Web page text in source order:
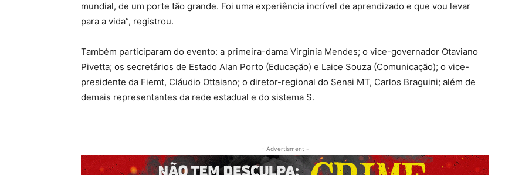
mundial, de um porte tão grande. Foi uma experiência incrível de aprendizado e que vou levar
para a vida”, registrou.
Também participaram do evento: a primeira-dama Virginia Mendes; o vice-governador Otaviano
Pivetta; os secretários de Estado Alan Porto (Educação) e Laice Souza (Comunicação); o vice-
presidente da Fiemt, Cláudio Ottaiano; o diretor-regional do Senai MT, Carlos Braguini; além de
demais representantes da rede estadual e do sistema S.
- Advertisment -